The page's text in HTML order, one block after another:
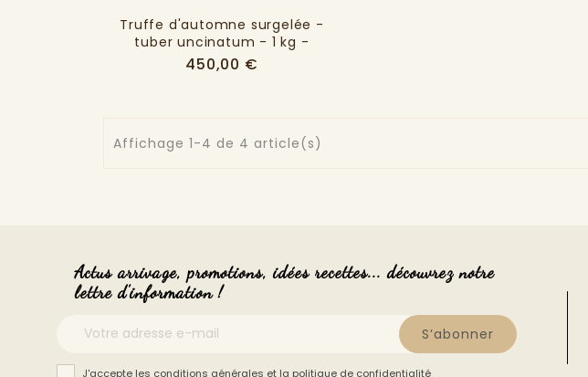
Truffe d'automne surgelée -
tuber uncinatum - 1 kg -
450,00 €
Affichage 1-4 de 4 article(s)
Actus arrivage, promotions, idées recettes... découvrez notre
lettre d'information !
S’abonner
J'accepte les conditions générales et la politique de confidentialité